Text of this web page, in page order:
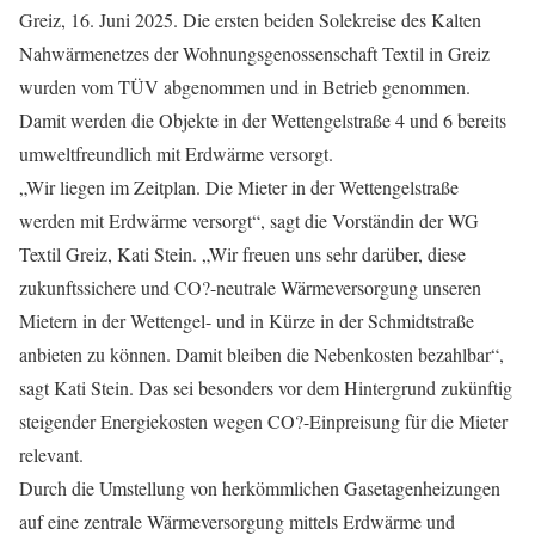
Greiz, 16. Juni 2025. Die ersten beiden Solekreise des Kalten
Nahwärmenetzes der Wohnungsgenossenschaft Textil in Greiz
wurden vom TÜV abgenommen und in Betrieb genommen.
Damit werden die Objekte in der Wettengelstraße 4 und 6 bereits
umweltfreundlich mit Erdwärme versorgt.
„Wir liegen im Zeitplan. Die Mieter in der Wettengelstraße
werden mit Erdwärme versorgt“, sagt die Vorständin der WG
Textil Greiz, Kati Stein. „Wir freuen uns sehr darüber, diese
zukunftssichere und CO?-neutrale Wärmeversorgung unseren
Mietern in der Wettengel- und in Kürze in der Schmidtstraße
anbieten zu können. Damit bleiben die Nebenkosten bezahlbar“,
sagt Kati Stein. Das sei besonders vor dem Hintergrund zukünftig
steigender Energiekosten wegen CO?-Einpreisung für die Mieter
relevant.
Durch die Umstellung von herkömmlichen Gasetagenheizungen
auf eine zentrale Wärmeversorgung mittels Erdwärme und